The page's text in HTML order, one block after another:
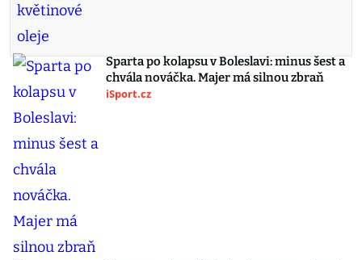
Sparta po kolapsu v Boleslavi: minus šest a
chvála nováčka. Majer má silnou zbraň
iSport.cz